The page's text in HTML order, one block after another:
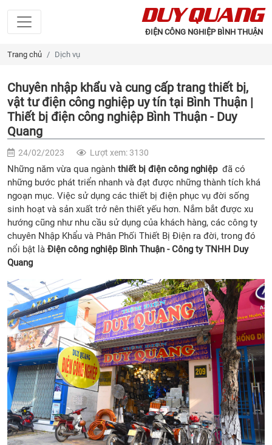
DUY QUANG
ĐIỆN CÔNG NGHIỆP BÌNH THUẬN
Trang chủ Dịch vụ
Chuyên nhập khẩu và cung cấp trang thiết bị,
vật tư điện công nghiệp uy tín tại Bình Thuận |
Thiết bị điện công nghiệp Bình Thuận - Duy
Quang
24/02/2023 Lượt xem: 3130
Những năm vừa qua ngành thiết bị điện công nghiệpđã có
những bước phát triển nhanh và đạt được những thành tích khá
ngoạn mục. Việc sử dụng các thiết bị điện phục vụ đời sống
sinh hoạt và sản xuất trở nên thiết yếu hơn. Nắm bắt được xu
hướng cũng như nhu cầu sử dụng của khách hàng, các công ty
chuyên Nhập Khẩu và Phân Phối Thiết Bị Điện ra đời, trong đó
nổi bật là Điện công nghiệp Bình Thuận - Công ty TNHH Duy
Quang